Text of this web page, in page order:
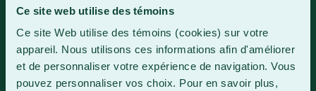
Ce site web utilise des témoins
Ce site Web utilise des témoins (cookies) sur votre
appareil. Nous utilisons ces informations afin d'améliorer
et de personnaliser votre expérience de navigation. Vous
pouvez personnaliser vos choix. Pour en savoir plus,
Sainte-Marie
Sainte-Marie (Québec) G6E 0R1
Horaire de la réception